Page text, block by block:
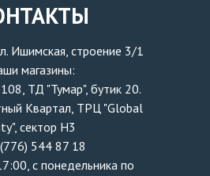
Ишимская, строение 3/1
магазины:
ТД "Тумар", бутик 20.
Квартал, ТРЦ "Global
сектор H3
544 87 18
с понедельника по